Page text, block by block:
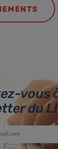
vous
du